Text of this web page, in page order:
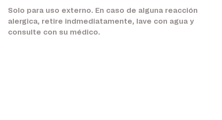
Solo para uso externo. En caso de alguna reacción
alergica, retire indmediatamente, lave con agua y
consulte con su médico.